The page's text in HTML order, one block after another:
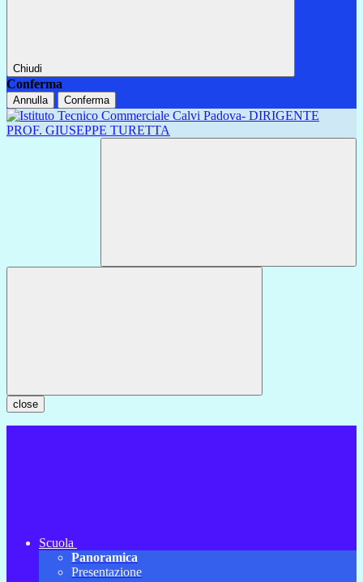
Chiudi
Conferma
Annulla Conferma
close
Scuola
Panoramica
Presentazione